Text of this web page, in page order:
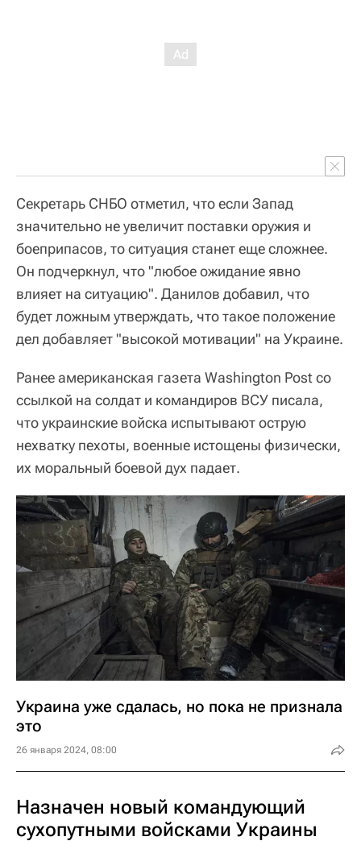
Секретарь СНБО отметил, что если Запад
значительно не увеличит поставки оружия и
боеприпасов, то ситуация станет еще сложнее.
Он подчеркнул, что "любое ожидание явно
влияет на ситуацию". Данилов добавил, что
будет ложным утверждать, что такое положение
дел добавляет "высокой мотивации" на Украине.
Ранее американская газета Washington Post со
ссылкой на солдат и командиров ВСУ писала,
что украинские войска испытывают острую
нехватку пехоты, военные истощены физически,
их моральный боевой дух падает.
Украина уже сдалась, но пока не признала
это
26 января 2024, 08:00
Назначен новый командующий
сухопутными войсками Украины